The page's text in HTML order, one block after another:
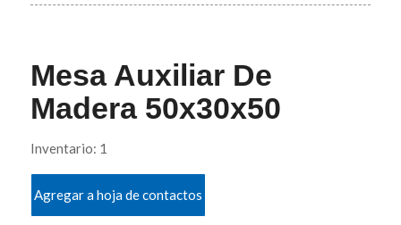
Mesa Auxiliar De
Madera 50x30x50
Inventario: 1
Agregar a hoja de contactos